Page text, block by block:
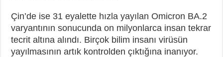
Çin’de ise 31 eyalette hızla yayılan Omicron BA.2
varyantının sonucunda on milyonlarca insan tekrar
tecrit altına alındı. Birçok bilim insanı virüsün
yayılmasının artık kontrolden çıktığına inanıyor.